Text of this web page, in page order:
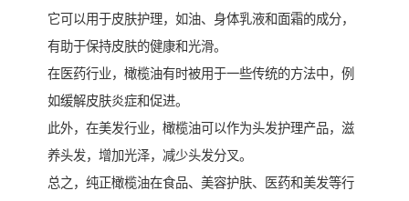
它可以用于皮肤护理，如油、身体乳液和面霜的成分，
有助于保持皮肤的健康和光滑。
在医药行业，橄榄油有时被用于一些传统的方法中，例
如缓解皮肤炎症和促进。
此外，在美发行业，橄榄油可以作为头发护理产品，滋
养头发，增加光泽，减少头发分叉。
总之，纯正橄榄油在食品、美容护肤、医药和美发等行